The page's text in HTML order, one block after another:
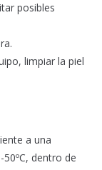
posibles
limpiar la piel
a una
dentro de